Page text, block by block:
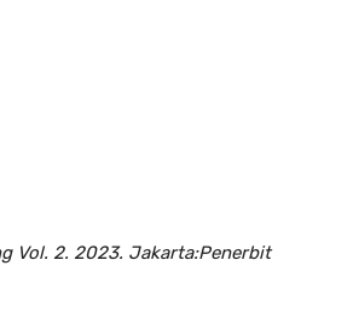
Vol. 2. 2023. Jakarta:Penerbit